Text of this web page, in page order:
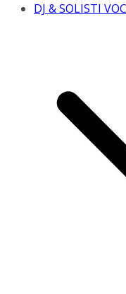
DJ & SOLISTI